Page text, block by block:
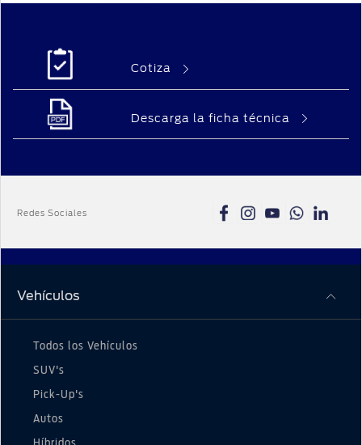
Cotiza
Descarga la ficha técnica
Redes Sociales
Vehículos
Todos los Vehículos
SUV's
Pick-Up's
Autos